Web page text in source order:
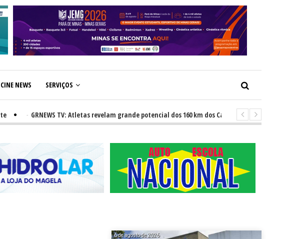
CINE NEWS SERVIÇOS
- GRNEWS TV: Atletas revelam grande potencial dos 160 km dos Caminhos do Padre Libério.
6 de agosto de 2026